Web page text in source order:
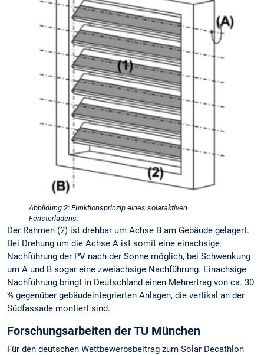
Abbildung 2: Funktionsprinzip eines solaraktiven
Fensterladens.
Der Rahmen (2) ist drehbar um Achse B am Gebäude gelagert.
Bei Drehung um die Achse A ist somit eine einachsige
Nachführung der PV nach der Sonne möglich, bei Schwenkung
um A und B sogar eine zweiachsige Nachführung. Einachsige
Nachführung bringt in Deutschland einen Mehrertrag von ca. 30
% gegenüber gebäudeintegrierten Anlagen, die vertikal an der
Südfassade montiert sind.
Forschungsarbeiten der TU München
Für den deutschen Wettbewerbsbeitrag zum Solar Decathlon